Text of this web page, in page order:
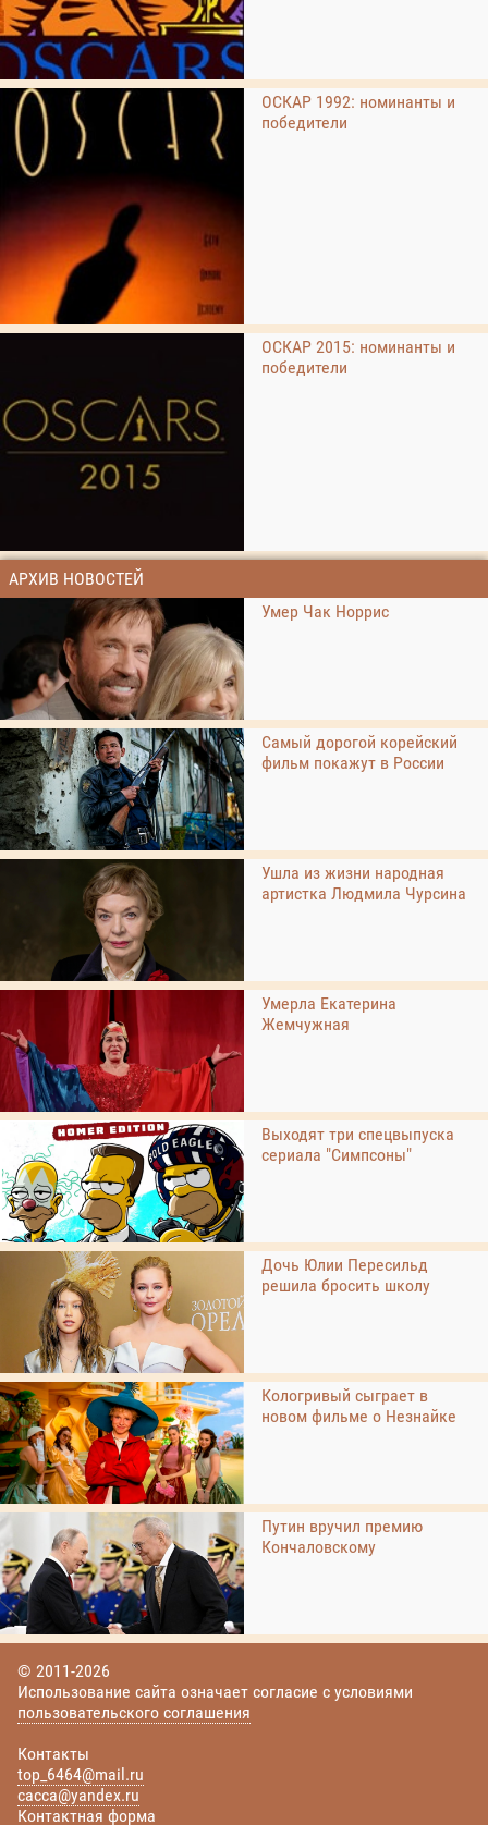
ОСКАР 1992: номинанты и
победители
ОСКАР 2015: номинанты и
победители
АРХИВ НОВОСТЕЙ
Умер Чак Норрис
Самый дорогой корейский
фильм покажут в России
Ушла из жизни народная
артистка Людмила Чурсина
Умерла Екатерина
Жемчужная
Выходят три спецвыпуска
сериала "Симпсоны"
Дочь Юлии Пересильд
решила бросить школу
Кологривый сыграет в
новом фильме о Незнайке
Путин вручил премию
Кончаловскому
© 2011-2026
Использование сайта означает согласие с условиями
пользовательского соглашения
Контакты
top_6464@mail.ru
cacca@yandex.ru
Контактная форма